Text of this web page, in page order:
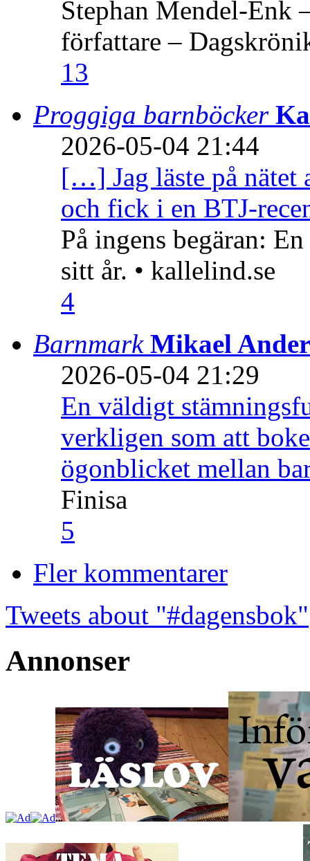
Stephan Mendel-Enk
författare –
13
Proggiga barnböcker
2026-05-04 21:44
[…] Jag läste på nätet
och fick i en BTJ-
På ingens begäran:
sitt år. • kallelind.se
4
Barnmark Mikael
2026-05-04 21:29
En väldigt
verkligen som att
ögonblicket mellan
Finisa
5
Fler kommentarer
Tweets about "#dagensbok"
Annonser